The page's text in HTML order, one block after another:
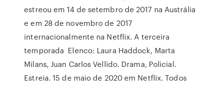
estreou em 14 de setembro de 2017 na Austrália
e em 28 de novembro de 2017
internacionalmente na Netflix. A terceira
temporada Elenco: Laura Haddock, Marta
Milans, Juan Carlos Vellido. Drama, Policial.
Estreia. 15 de maio de 2020 em Netflix. Todos